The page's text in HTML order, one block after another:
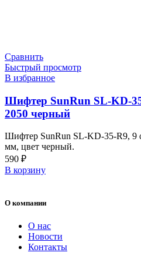
Сравнить
Быстрый просмотр
В избранное
Шифтер SunRun SL-KD-
2050 черный
Шифтер SunRun SL-KD-35-R9, 9
мм, цвет черный.
590 ₽
В корзину
О компании
О нас
Новости
Контакты